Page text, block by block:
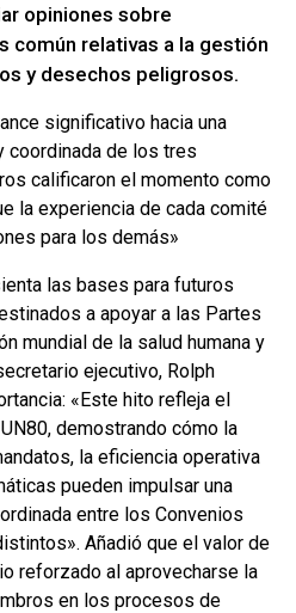
opiniones sobre
común relativas a la gestión
y desechos peligrosos.
significativo hacia una
coordinada de los tres
calificaron el momento como
la experiencia de cada comité
para los demás»
las bases para futuros
a apoyar a las Partes
mundial de la salud humana y
ejecutivo, Rolph
«Este hito refleja el
demostrando cómo la
la eficiencia operativa
pueden impulsar una
entre los Convenios
Añadió que el valor de
reforzado al aprovecharse la
en los procesos de